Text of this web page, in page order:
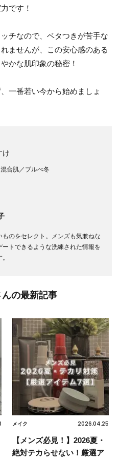
です！
チなので、ベタつきが苦手な
ませんが、この安心感のある
かな肌印象の秘密！
一番若い今から始めましょ
け
合肌／ブルべ冬
ものをセレクト。メンズも気兼ねな
トできるような洗練された情報を
の最新記事
メイク 2026.04.25
【メンズ必見！】2026夏・
絶対テカらせない！厳選ア